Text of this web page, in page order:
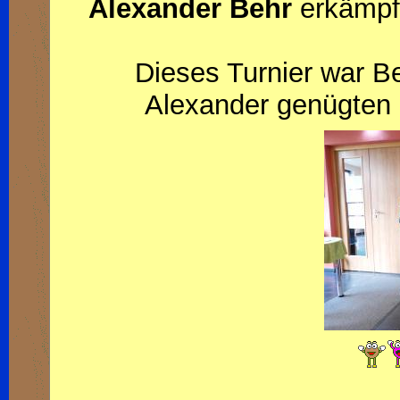
Alexander Behr
Dieses Turnier war
Alexander